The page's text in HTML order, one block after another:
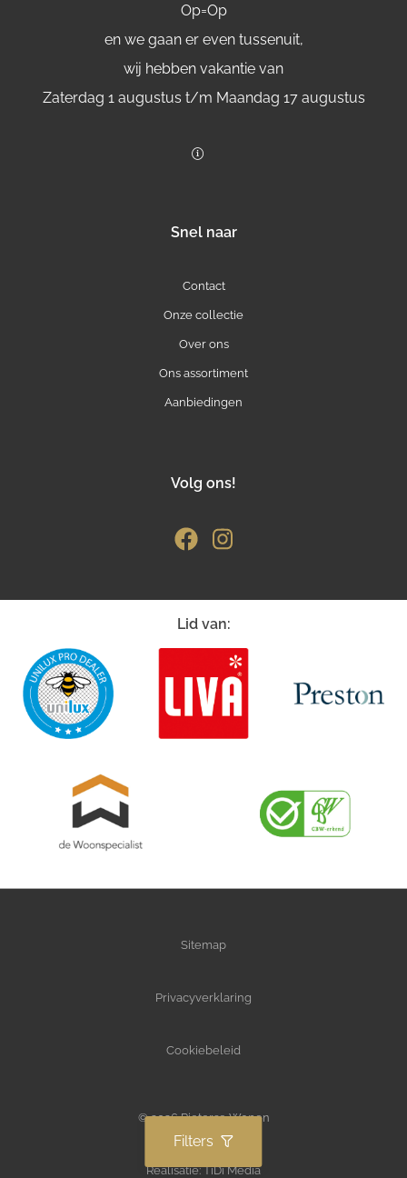
Filters
Op=Op
en we gaan er even tussenuit,
wij hebben vakantie van
Zaterdag 1 augustus t/m Maandag 17 augustus
Snel naar
Contact
Onze collectie
Over ons
Ons assortiment
Aanbiedingen
Volg ons!
Lid van:
Sitemap
Privacyverklaring
Cookiebeleid
© 2026 Pieterse Wonen
Realisatie:TiDi Media